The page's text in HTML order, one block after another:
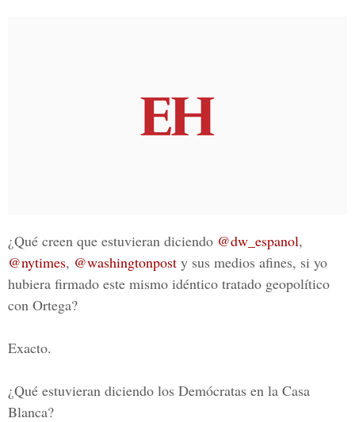
¿Qué creen que estuvieran diciendo @dw_espanol,
@nytimes, @washingtonpost y sus medios afines, si yo
hubiera firmado este mismo idéntico tratado geopolítico
con Ortega?
Exacto.
¿Qué estuvieran diciendo los Demócratas en la Casa
Blanca?